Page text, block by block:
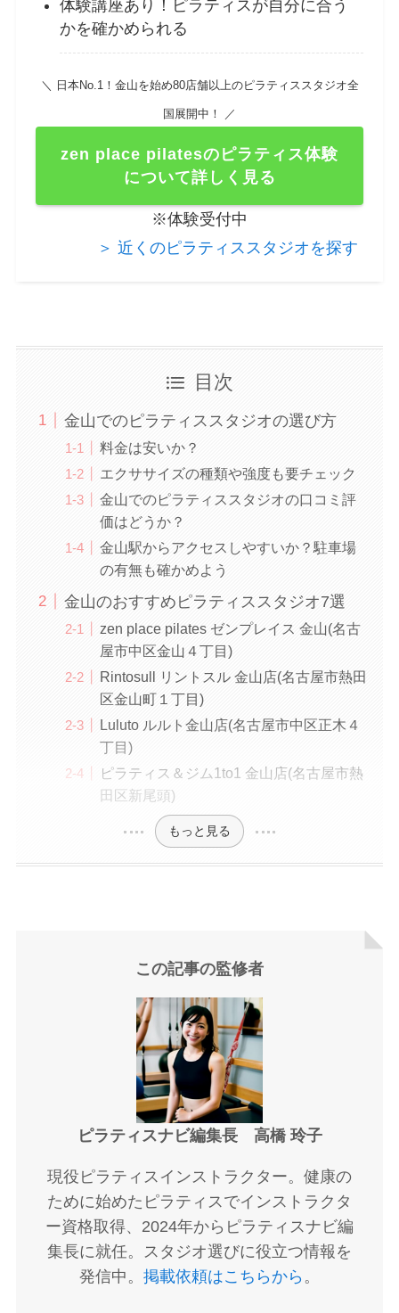
体験講座あり！ピラティスが自分に合う
かを確かめられる
＼ 日本No.1！金山を始め80店舗以上のピラティススタジオ全
国展開中！ ／
zen place pilatesのピラティス体験
について詳しく見る
※体験受付中
＞ 近くのピラティススタジオを探す
目次
金山でのピラティススタジオの選び方
料金は安いか？
エクササイズの種類や強度も要チェック
金山でのピラティススタジオの口コミ評
価はどうか？
金山駅からアクセスしやすいか？駐車場
の有無も確かめよう
金山のおすすめピラティススタジオ7選
zen place pilates ゼンプレイス 金山(名古
屋市中区金山４丁目)
Rintosull リントスル 金山店(名古屋市熱田
区金山町１丁目)
Luluto ルルト金山店(名古屋市中区正木４
丁目)
ピラティス＆ジム1to1 金山店(名古屋市熱
田区新尾頭)
もっと見る
この記事の監修者
ピラティスナビ編集長 高橋 玲子
現役ピラティスインストラクター。健康の
ために始めたピラティスでインストラクタ
ー資格取得、2024年からピラティスナビ編
集長に就任。スタジオ選びに役立つ情報を
発信中。 掲載依頼はこちらから 。